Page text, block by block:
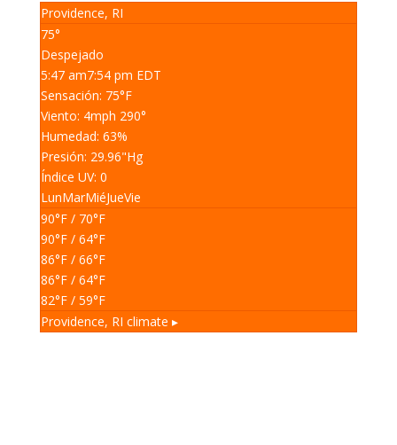
Providence, RI
75°
Despejado
5:47 am7:54 pm EDT
Sensación: 75°F
Viento: 4mph 290°
Humedad: 63%
Presión: 29.96"Hg
Índice UV: 0
LunMarMiéJueVie
90°F/ 70°F
90°F/ 64°F
86°F/ 66°F
86°F/ 64°F
82°F/ 59°F
Providence, RI climate ▸